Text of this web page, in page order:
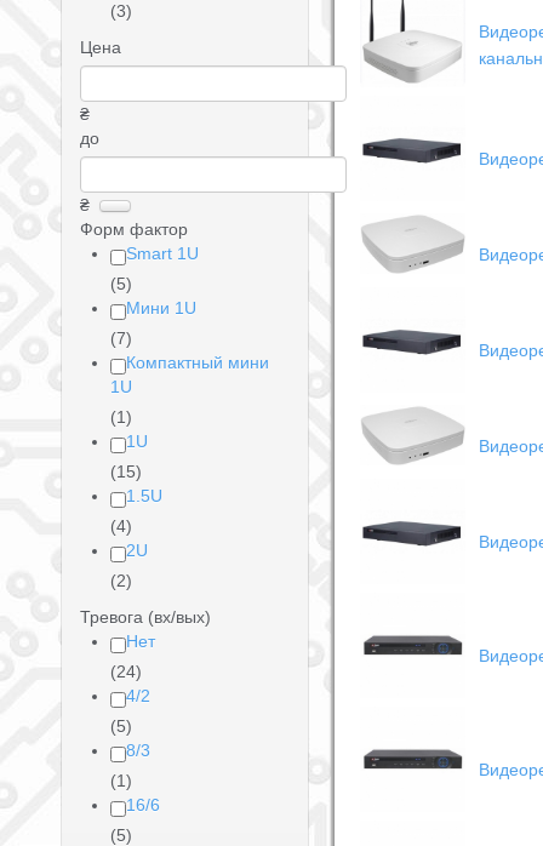
(3)
Цена
₴
до
₴
Форм фактор
Smart 1U
(5)
Мини 1U
(7)
Компактный мини
1U
(1)
1U
(15)
1.5U
(4)
2U
(2)
Тревога (вх/вых)
Нет
(24)
4/2
(5)
8/3
(1)
16/6
(5)